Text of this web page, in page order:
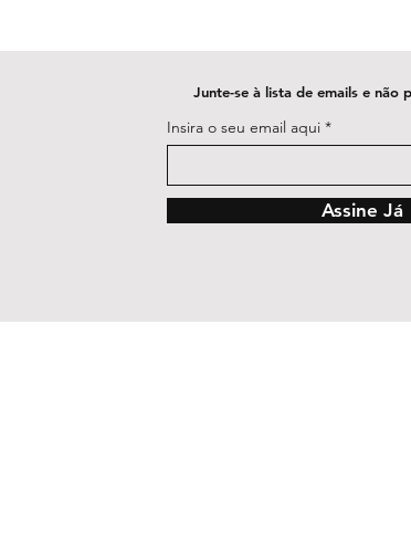
Junte-se à lista de emails e não
Insira o seu email aqui
Assine Já